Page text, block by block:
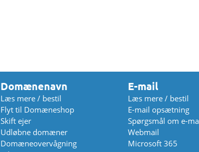
Domænenavn
Læs mere / bestil
Flyt til Domæneshop
Skift ejer
Udløbne domæner
Domæneovervågning
E-mail
Læs mere / bestil
E-mail opsætning
Spørgsmål om e-
Webmail
Microsoft 365